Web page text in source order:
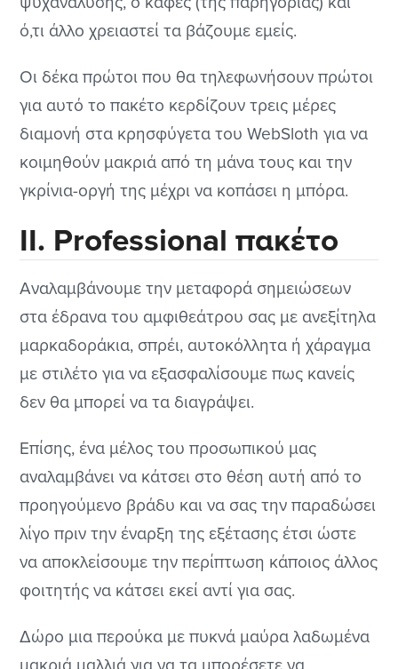
ό,τι άλλο χρειαστεί τα βάζουμε εμείς.
Οι δέκα πρώτοι που θα τηλεφωνήσουν πρώτοι
για αυτό το πακέτο κερδίζουν τρεις μέρες
διαμονή στα κρησφύγετα του WebSloth για να
κοιμηθούν μακριά από τη μάνα τους και την
γκρίνια-οργή της μέχρι να κοπάσει η μπόρα.
ΙΙ. Professional πακέτο
Αναλαμβάνουμε την μεταφορά σημειώσεων
στα έδρανα του αμφιθεάτρου σας με ανεξίτηλα
μαρκαδοράκια, σπρέι, αυτοκόλλητα ή χάραγμα
με στιλέτο για να εξασφαλίσουμε πως κανείς
δεν θα μπορεί να τα διαγράψει.
Επίσης, ένα μέλος του προσωπικού μας
αναλαμβάνει να κάτσει στο θέση αυτή από το
προηγούμενο βράδυ και να σας την παραδώσει
λίγο πριν την έναρξη της εξέτασης έτσι ώστε
να αποκλείσουμε την περίπτωση κάποιος άλλος
φοιτητής να κάτσει εκεί αντί για σας.
Δώρο μια περούκα με πυκνά μαύρα λαδωμένα
μακριά μαλλιά για να τα μπορέσετε να